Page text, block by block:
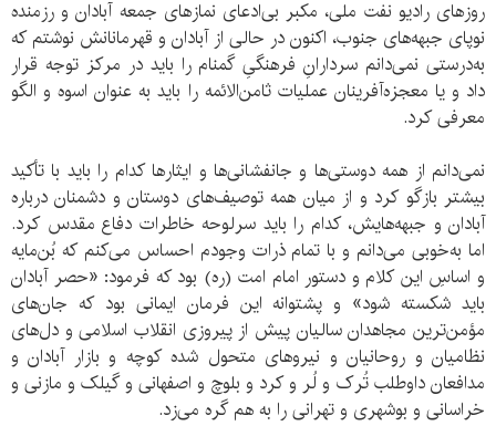
روزهای رادیو نفت ملی، مکبر بی‌ادعای نمازهای جمعه آبادان و رزمنده
نوپای جبهه‌های جنوب، اکنون در حالی از آبادان و قهرمانانش نوشتم که
به‌درستی نمی‌دانم سردارانِ فرهنگیِ گمنام را باید در مرکز توجه قرار
داد و یا معجزه‌آفرینان عملیات ثامن‌الائمه را باید به عنوان اسوه و الگو
معرفی کرد.
نمی‌دانم از همه دوستی‌ها و جانفشانی‌ها و ایثارها کدام را باید با تأکید
بیشتر بازگو کرد و از میان همه توصیف‌های دوستان و دشمنان درباره
آبادان و جبهه‌هایش، کدام را باید سرلوحه خاطرات دفاع مقدس کرد.
اما به‌خوبی می‌دانم و با تمام ذرات وجودم احساس می‌کنم که بُن‌مایه
و اساسِ این کلام و دستور امام امت (ره) بود که فرمود: «حصر آبادان
باید شکسته شود» و پشتوانه این فرمان ایمانی بود که جان‌های
مؤمن‌ترین مجاهدان سالیان پیش از پیروزی انقلاب اسلامی و دل‌های
نظامیان و روحانیان و نیروهای متحول شده کوچه و بازار آبادان و
مدافعان داوطلب تُرک و لُر و کرد و بلوچ و اصفهانی و گیلک و مازنی و
خراسانی و بوشهری و تهرانی را به هم گره می‌زد.